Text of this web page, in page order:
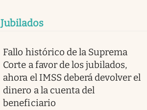
Jubilados
Fallo histórico de la Suprema
Corte a favor de los jubilados,
ahora el IMSS deberá devolver el
dinero a la cuenta del
beneficiario